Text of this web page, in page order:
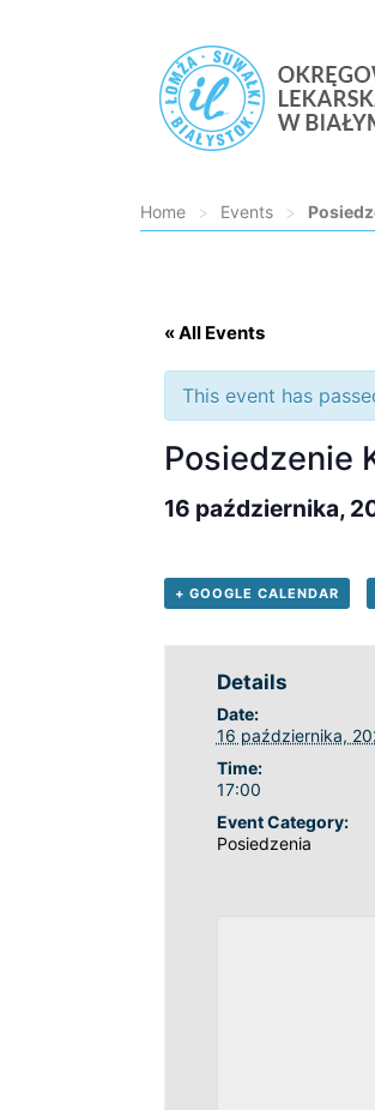
Home > Events >
« All Events
This event has
Posiedzenie
16 października,
+ GOOGLE CALENDAR
Details
Date:
16 października,
Time:
17:00
Event Category:
Posiedzenia